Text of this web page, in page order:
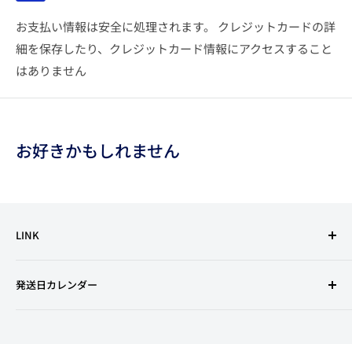
お支払い情報は安全に処理されます。 クレジットカードの詳
細を保存したり、クレジットカード情報にアクセスすること
はありません
お好きかもしれません
LINK
特定商取引法に基づく表記
発送日カレンダー